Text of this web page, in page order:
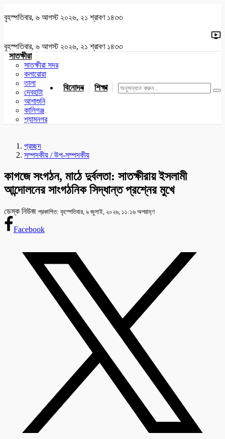
বৃহস্পতিবার, ৬ আগস্ট ২০২৬, ২১ শ্রাবণ ১৪৩৩
বৃহস্পতিবার, ৬ আগস্ট ২০২৬, ২১ শ্রাবণ ১৪৩৩
সাতক্ষীরা
সাতক্ষীরা সদর
কলারোয়া
তালা
দেবহাটা
আশাশুনি
কালিগঞ্জ
শ্যামনগর
বিনোদন শিক্ষা খেলাধুলা জাতীয় যশোর
প্রচ্ছদ
সম্পদকীয় / উপ-সম্পদকীয়
কাগজে সংগঠন, মাঠে দুর্বলতা: সাতক্ষীরায় ইসলামী
আন্দোলনের সাংগঠনিক সিদ্ধান্ত প্রশ্নের মুখে
ডেস্ক নিউজ প্রকাশিত: বৃহস্পতিবার, ৯ জুলাই, ২০২৬, ১১:১৬ অপরাহ্ণ
Facebook